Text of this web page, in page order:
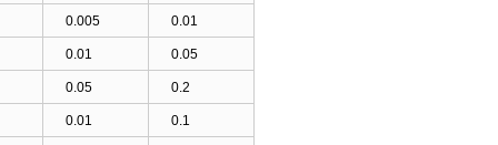
0.005 0.01
0.01 0.05
0.05 0.2
0.01 0.1